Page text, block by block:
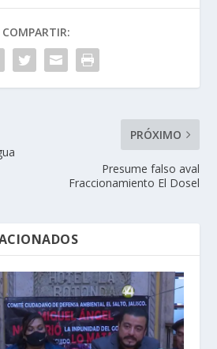
COMPARTIR:
PRÓXIMO
Presume falso aval
Fraccionamiento El Dosel